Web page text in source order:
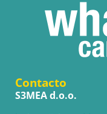
Contacto
S3MEA d.o.o.